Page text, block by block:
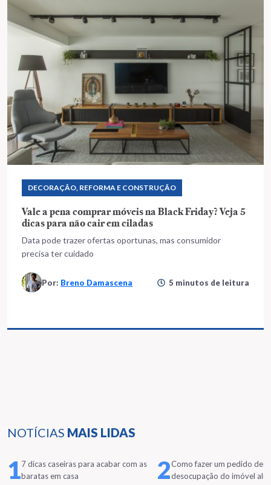
NOTÍCIAS MAIS LIDAS
17 dicas caseiras para acabar com as
baratas em casa
2Como fazer um pedido de
desocupação do imóvel
DECORAÇÃO, REFORMA E CONSTRUÇÃO
Vale a pena comprar móveis na Black Friday? Veja 5
dicas para não cair em ciladas
Data pode trazer ofertas oportunas, mas consumidor
precisa ter cuidado
Por: Breno Damascena 5 minutos de leitura